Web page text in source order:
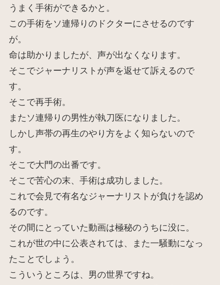
うまく手術ができるかと。
この手術をソ連帰りのドクターにさせるのです
が。
命は助かりましたが、声が出なくなります。
そこでジャーナリストが声を返せて訴えるので
す。
そこで再手術。
またソ連帰りの男性が執刀医になりました。
しかし声帯の再生のやり方をよく知らないので
す。
そこで大門の出番です。
そこで苦心の末、手術は成功しました。
これで会見で有名なジャーナリストが負けを認め
るのです。
その間にとっていた動画は極秘のうちに没に。
これが世の中に公表されては、また一騒動になっ
たことでしょう。
こういうところは、男の世界ですね。